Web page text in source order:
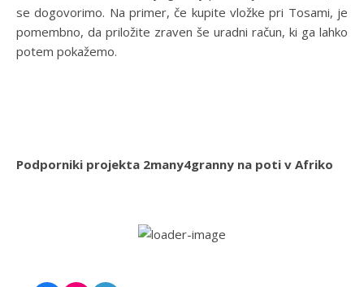
se dogovorimo. Na primer, če kupite vložke pri Tosami, je
pomembno, da priložite zraven še uradni račun, ki ga lahko
potem pokažemo.
Podporniki projekta 2many4granny na poti v Afriko